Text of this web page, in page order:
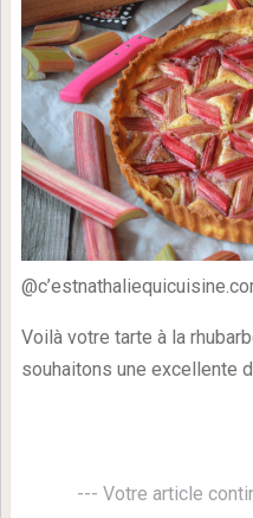
Voilà votre tarte à la
souhaitons une excellente
--- Votre article